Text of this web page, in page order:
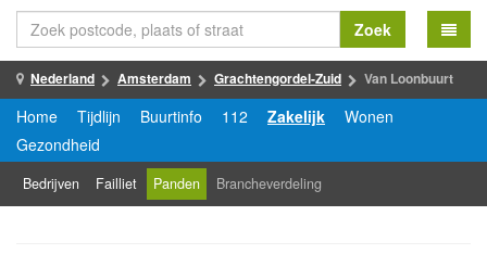
Zoek
Nederland Amsterdam Grachtengordel-Zuid Van Loonbuurt
Home Tijdlijn Buurtinfo 112 Zakelijk
Wonen
Gezondheid
Bedrijven Failliet Panden Brancheverdeling